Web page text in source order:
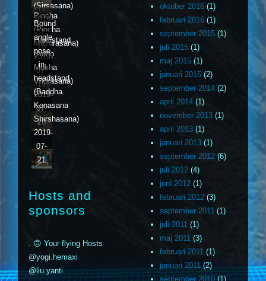
17
(Sirsasana)
2019-
07-
18
Pincha
(Pincha
Mayurasana)
2019-
07-
19
Handstand
(Adho
Mukha
Vrksasana)
2019-
07-
20
Bound
angle
pose
in
headstand
(Baddha
Konasana
Shirshasana)
2019-
07-
21
Hosts and
sponsors
. 🙃 Your flying Hosts
@yogi.hemaxi
@liu.yanti
oktober 2016 (1)
februari 2016 (1)
september 2015 (1)
juli 2015 (1)
maj 2015 (1)
januari 2015 (2)
september 2014 (2)
april 2014 (1)
november 2013 (1)
april 2013 (1)
januari 2013 (1)
september 2012 (6)
juli 2012 (4)
juni 2012 (1)
februari 2012 (3)
september 2011 (1)
juli 2011 (1)
maj 2011 (3)
februari 2011 (1)
januari 2011 (2)
september 2010 (1)